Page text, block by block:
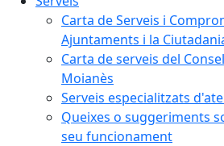
Carta de Serveis i
Ajuntaments i la
Carta de serveis del
Moianès
Serveis especialitzats
Queixes o suggeriments
seu funcionament